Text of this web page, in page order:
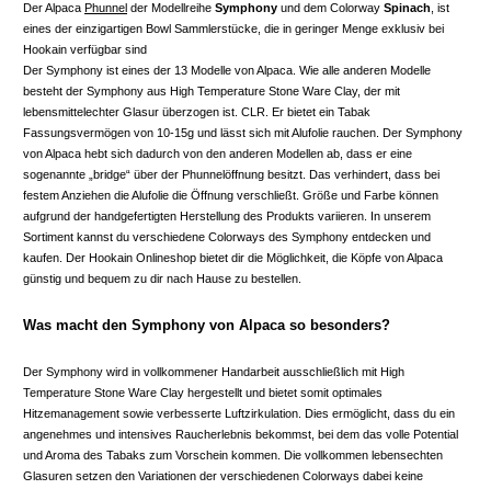
Der Alpaca Phunnel der Modellreihe Symphony und dem Colorway Spinach , ist
eines der einzigartigen Bowl Sammlerstücke, die in geringer Menge exklusiv bei
Hookain verfügbar sind
Der Symphony ist eines der 13 Modelle von Alpaca. Wie alle anderen Modelle
besteht der Symphony aus High Temperature Stone Ware Clay, der mit
lebensmittelechter Glasur überzogen ist. CLR. Er bietet ein Tabak
Fassungsvermögen von 10-15g und lässt sich mit Alufolie rauchen. Der Symphony
von Alpaca hebt sich dadurch von den anderen Modellen ab, dass er eine
sogenannte „bridge“ über der Phunnelöffnung besitzt. Das verhindert, dass bei
festem Anziehen die Alufolie die Öffnung verschließt. Größe und Farbe können
aufgrund der handgefertigten Herstellung des Produkts variieren. In unserem
Sortiment kannst du verschiedene Colorways des Symphony entdecken und
kaufen. Der Hookain Onlineshop bietet dir die Möglichkeit, die Köpfe von Alpaca
günstig und bequem zu dir nach Hause zu bestellen.
Was macht den Symphony von Alpaca so besonders?
Der Symphony wird in vollkommener Handarbeit ausschließlich mit High
Temperature Stone Ware Clay hergestellt und bietet somit optimales
Hitzemanagement sowie verbesserte Luftzirkulation. Dies ermöglicht, dass du ein
angenehmes und intensives Raucherlebnis bekommst, bei dem das volle Potential
und Aroma des Tabaks zum Vorschein kommen. Die vollkommen lebensechten
Glasuren setzen den Variationen der verschiedenen Colorways dabei keine